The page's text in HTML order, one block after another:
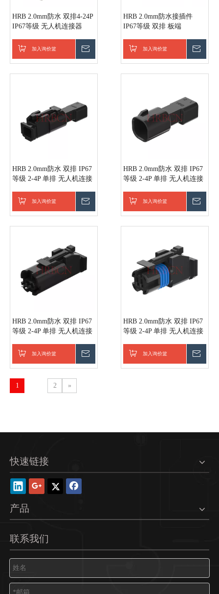
HRB 2.0mm防水 双排4-24P
IP67等级 无人机连接器
加入询价篮
HRB 2.0mm防水接插件
IP67等级 双排 板端
加入询价篮
HRB 2.0mm防水 双排 IP67
等级 2-4P 单排 无人机连接
加入询价篮
HRB 2.0mm防水 双排 IP67
等级 2-4P 单排 无人机连接
加入询价篮
HRB 2.0mm防水 双排 IP67
等级 2-4P 单排 无人机连接
加入询价篮
HRB 2.0mm防水 双排 IP67
等级 2-4P 单排 无人机连接
加入询价篮
1 2 »
快速链接
产品
联系我们